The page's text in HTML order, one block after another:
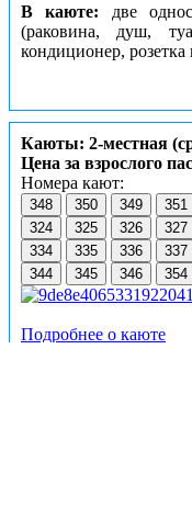
В каюте: две
(раковина, душ,
кондиционер,
Каюты: 2-местная
Цена за взрослого
Номера кают:
348 350 349 351
324
325 326 327
334
335 336 337
344
345 346 354
Подробнее о каюте